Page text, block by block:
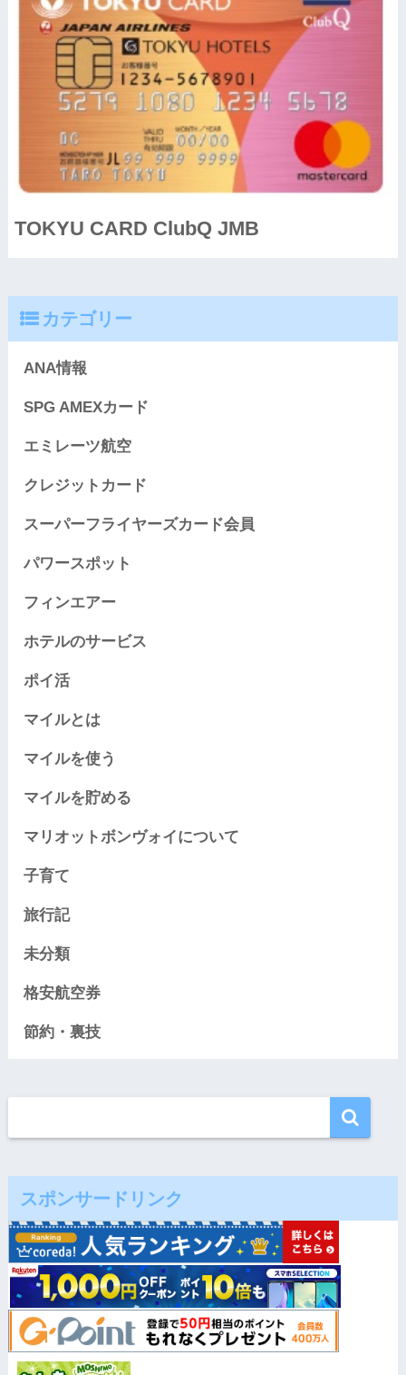
TOKYU CARD ClubQ JMB
カテゴリー
ANA情報
SPG AMEXカード
エミレーツ航空
クレジットカード
スーパーフライヤーズカード会員
パワースポット
フィンエアー
ホテルのサービス
ポイ活
マイルとは
マイルを使う
マイルを貯める
マリオットボンヴォイについて
子育て
旅行記
未分類
格安航空券
節約・裏技
スポンサードリンク